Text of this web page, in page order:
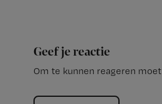
Geef je reactie
Om te kunnen reageren